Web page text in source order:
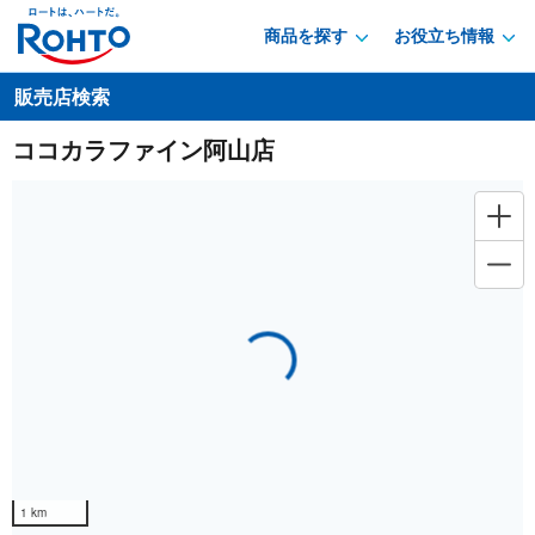
商品を探す お役立ち情報
販売店検索
ココカラファイン阿山店
Loading...
1 km